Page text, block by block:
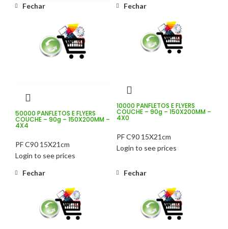
Fechar
50000 PANFLETOS E FLYERS
COUCHE – 90g – 150X200MM –
4X4
PF C90 15X21cm
Login to see prices
Fechar
10000 PANFLETOS E FLYERS
COUCHE – 90g – 150X200MM –
4X0
PF C90 15X21cm
Login to see prices
Fechar Fechar